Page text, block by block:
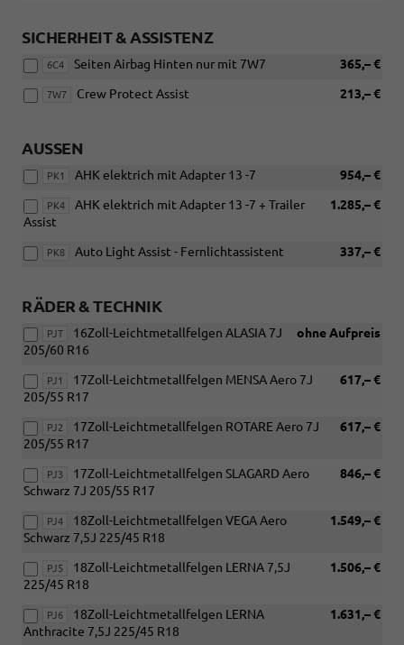
SICHERHEIT & ASSISTENZ
6C4 365,– €
Seiten Airbag Hinten nur mit 7W7
7W7 213,– €
Crew Protect Assist
AUSSEN
PK1 954,– €
AHK elektrich mit Adapter 13 -7
PK4 1.285,– €
AHK elektrich mit Adapter 13 -7 + Trailer
Assist
PK8 337,– €
Auto Light Assist - Fernlichtassistent
RÄDER & TECHNIK
PJT ohne Aufpreis
16Zoll-Leichtmetallfelgen ALASIA 7J
205/60 R16
PJ1 617,– €
17Zoll-Leichtmetallfelgen MENSA Aero 7J
205/55 R17
PJ2 617,– €
17Zoll-Leichtmetallfelgen ROTARE Aero 7J
205/55 R17
PJ3 846,– €
17Zoll-Leichtmetallfelgen SLAGARD Aero
Schwarz 7J 205/55 R17
PJ4 1.549,– €
18Zoll-Leichtmetallfelgen VEGA Aero
Schwarz 7,5J 225/45 R18
PJ5 1.506,– €
18Zoll-Leichtmetallfelgen LERNA 7,5J
225/45 R18
PJ6 1.631,– €
18Zoll-Leichtmetallfelgen LERNA
Anthracite 7,5J 225/45 R18